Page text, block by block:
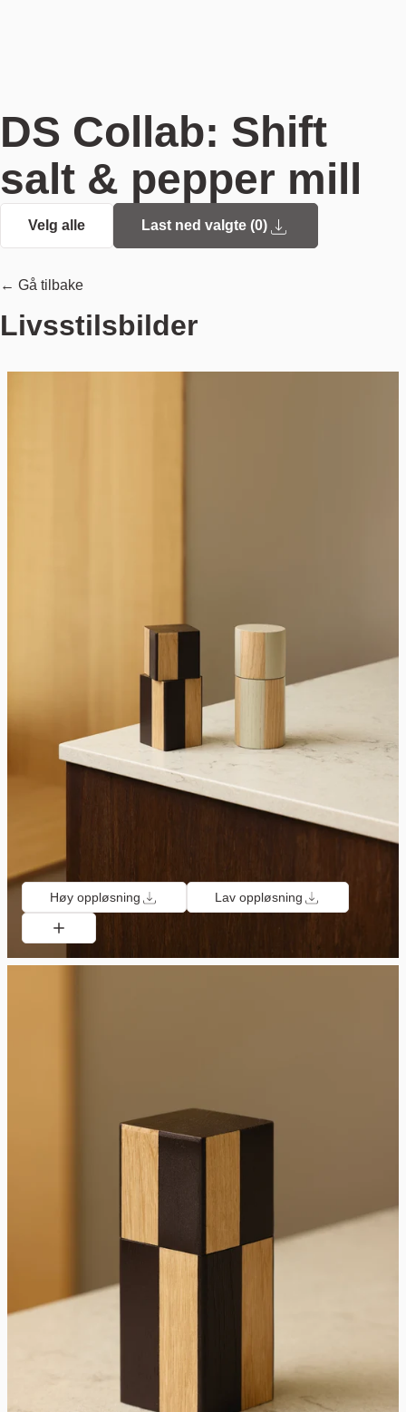
DS Collab: Shift
salt & pepper mill
Velg alle Last ned valgte (0)
← Gå tilbake
Livsstilsbilder
Høy oppløsning Lav oppløsning